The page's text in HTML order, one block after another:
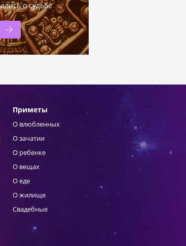
о судьбе
Приметы
О влюбленных
О зачатии
О ребенке
О вещах
О еде
О жилище
Свадебные